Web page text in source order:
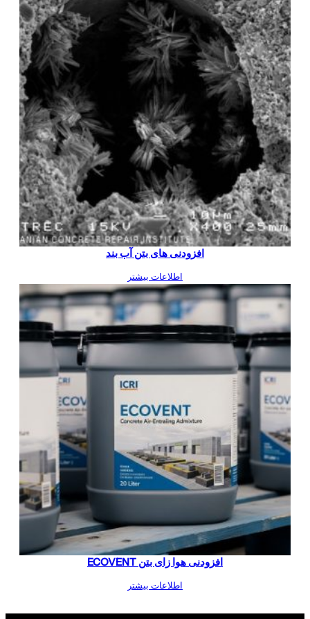
افزودنی های بتن آب بند
اطلاعات بیشتر
افزودنی هوا زای بتن ECOVENT
اطلاعات بیشتر